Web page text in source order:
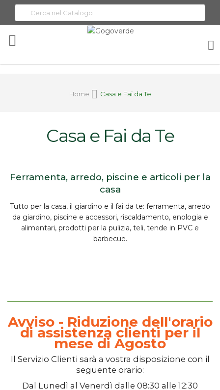
Home Casa e Fai da Te
Casa e Fai da Te
Ferramenta, arredo, piscine e articoli per la
casa
Tutto per la casa, il giardino e il fai da te: ferramenta, arredo
da giardino, piscine e accessori, riscaldamento, enologia e
alimentari, prodotti per la pulizia, teli, tende in PVC e
barbecue.
Avviso - Riduzione dell'orario
di assistenza clienti per il
mese di Agosto
Il Servizio Clienti sarà a vostra disposizione con il
seguente orario:
Dal Lunedì al Venerdì dalle 08:30 alle 12:30